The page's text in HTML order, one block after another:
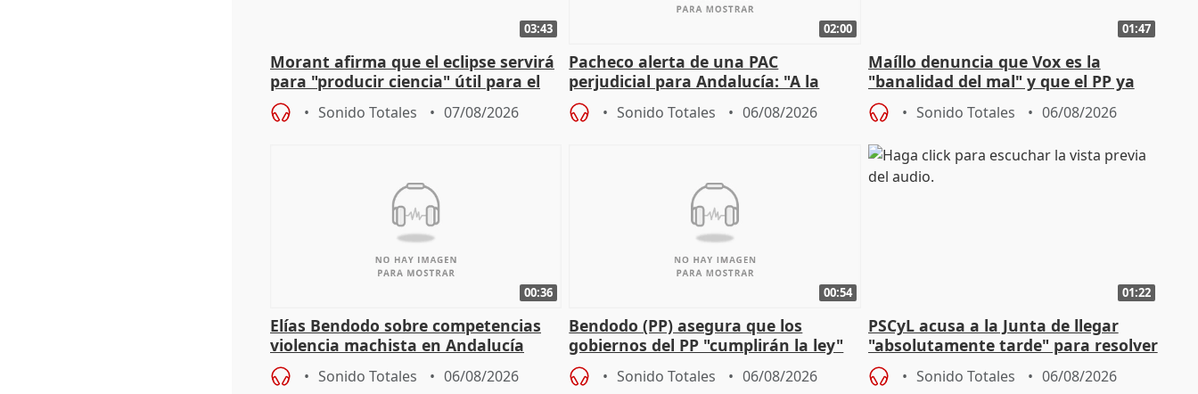
03:43
Morant afirma que el eclipse servirá
para "producir ciencia" útil para el
resto del mundo
Sonido Totales 07/08/2026
02:00
Pacheco alerta de una PAC
perjudicial para Andalucía: "A la
agricultura hay que protegerla"
Sonido Totales 06/08/2026
01:47
Maíllo denuncia que Vox es la
"banalidad del mal" y que el PP ya
asume todas sus tesis
Sonido Totales 06/08/2026
00:36
Elías Bendodo sobre competencias
violencia machista en Andalucía
Sonido Totales 06/08/2026
00:54
Bendodo (PP) asegura que los
gobiernos del PP "cumplirán la ley"
sobre los menores migrantes
Sonido Totales 06/08/2026
01:22
PSCyL acusa a la Junta de llegar
"absolutamente tarde" para resolver
problemas como Newcastle
Sonido Totales 06/08/2026